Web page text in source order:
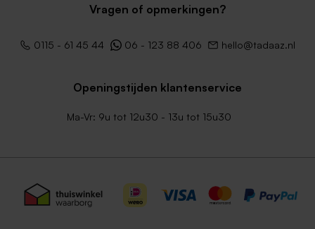
Vragen of opmerkingen?
0115 - 61 45 44 06 - 123 88 406 hello@tadaaz.nl
Openingstijden klantenservice
Ma-Vr: 9u tot 12u30 - 13u tot 15u30